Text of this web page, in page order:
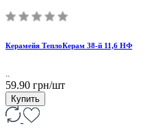
Керамейя ТеплоКерам 38-й 11,6 НФ
59.90 грн/шт
Купить